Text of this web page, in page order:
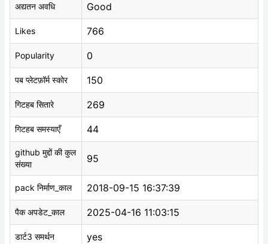
अद्यतन अवधि Good
Likes 766
Popularity 0
पब प्लेटफ़ॉर्म स्कोर 150
गिटहब सितारे 269
गिटहब समस्याएँ 44
github मुद्दों की कुल
संख्या
95
pack निर्माण_काल 2018-09-15 16:37:39
पैक अपडेट_काल 2025-04-16 11:03:15
डार्ट3 समर्थन yes